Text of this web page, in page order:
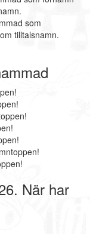
som
tilltalsnamn.
När har